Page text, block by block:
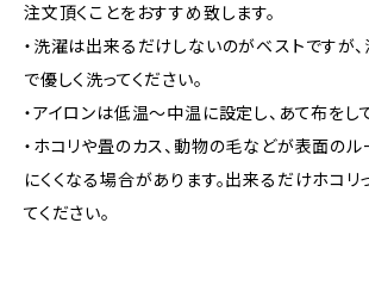
注文頂くことをおすすめ致します。
・洗濯は出来るだけしないのがベストですが
で優しく洗ってください。
・アイロンは低温〜中温に設定し、あて布をし
・ホコリや畳のカス、動物の毛などが表面の
にくくなる場合があります。出来るだけホコ
てください。